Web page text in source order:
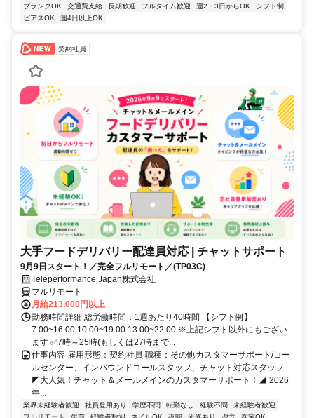
ブランクOK
交通費支給 長期歓迎 フルタイム歓迎 週2・3日からOK
シフト制
ピアスOK
週4日以上OK
契約社員
大手フードデリバリー配達員対応 | チャットサポート
9月9日スタート！／完全フルリモート／(TP03C)
Teleperformance Japan株式会社
フルリモート
月給213,000円以上
勤務時間詳細 総労働時間：1週あたり40時間 【シフト例】
7:00~16:00 10:00~19:00 13:00~22:00 ※上記シフト以外にもござい
ます ✅7時～25時(もしくは27時まで...
仕事内容 雇用形態：契約社員 職種：その他カスタマーサポート/コー
ルセンター、インバウンドコールスタッフ、チャット対応スタッフ
◤大人気！チャット＆メールメインのカスタマーサポート！◢ 2026
年...
業界未経験者歓迎 社員登用あり 学歴不問 転勤なし 経験不問
未経験者歓迎